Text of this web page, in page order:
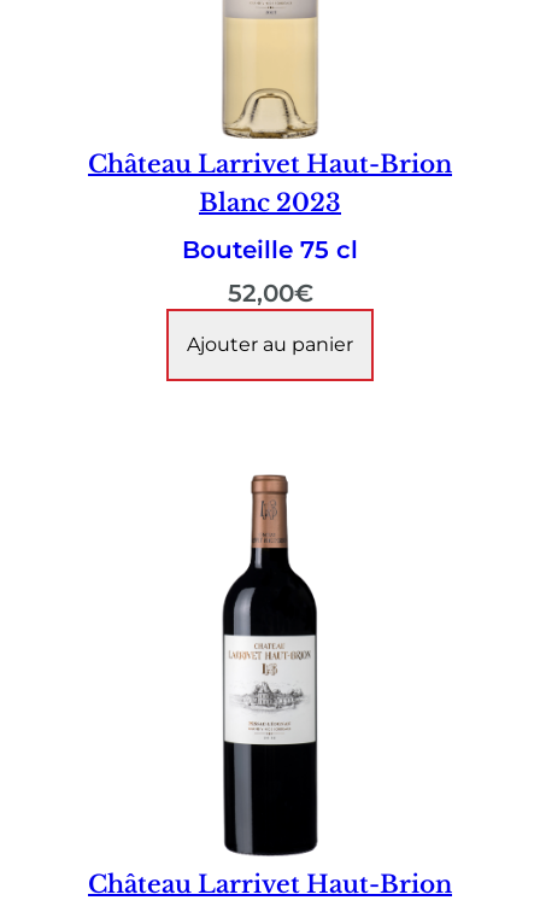
Château Larrivet Haut-Brion
Blanc 2023
Bouteille 75 cl
52,00€
Ajouter au panier
Château Larrivet Haut-Brion